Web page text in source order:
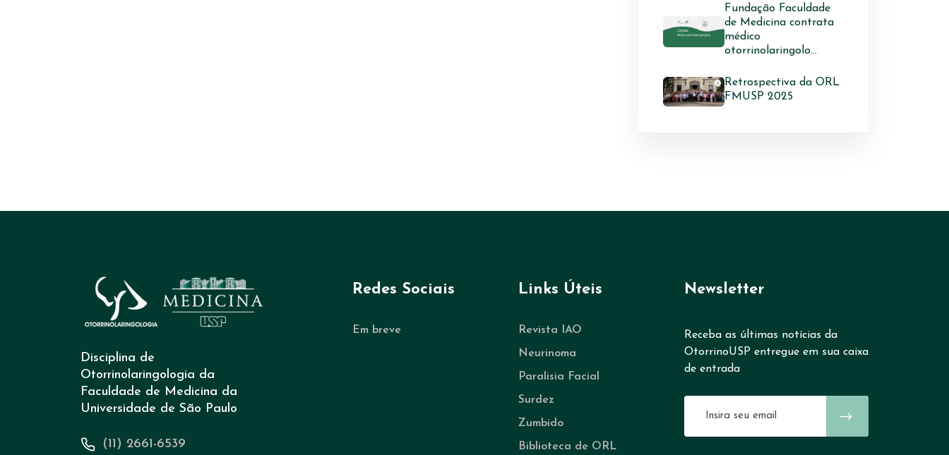
Fundação Faculdade
de Medicina contrata
médico
otorrinolaringolo...
Retrospectiva da ORL
FMUSP 2025
Disciplina de
Otorrinolaringologia da
Faculdade de Medicina da
Universidade de São Paulo
(11) 2661-6539
Redes Sociais
Em breve
Links Úteis
Revista IAO
Neurinoma
Paralisia Facial
Surdez
Zumbido
Biblioteca de ORL
Newsletter
Receba as últimas notícias da
OtorrinoUSP entregue em sua caixa
de entrada